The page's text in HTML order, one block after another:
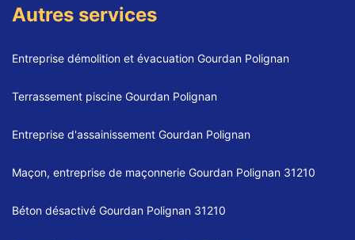
Autres services
Entreprise démolition et évacuation Gourdan Polignan
Terrassement piscine Gourdan Polignan
Entreprise d'assainissement Gourdan Polignan
Maçon, entreprise de maçonnerie Gourdan Polignan 31210
Béton désactivé Gourdan Polignan 31210